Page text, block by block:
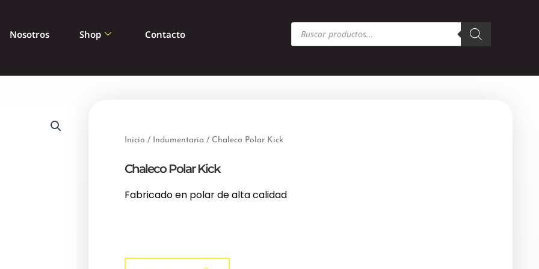
Nosotros Shop Contacto
Búsqueda
de
Inicio / Indumentaria / Chaleco Polar Kick
Chaleco Polar Kick
Fabricado en polar de alta calidad